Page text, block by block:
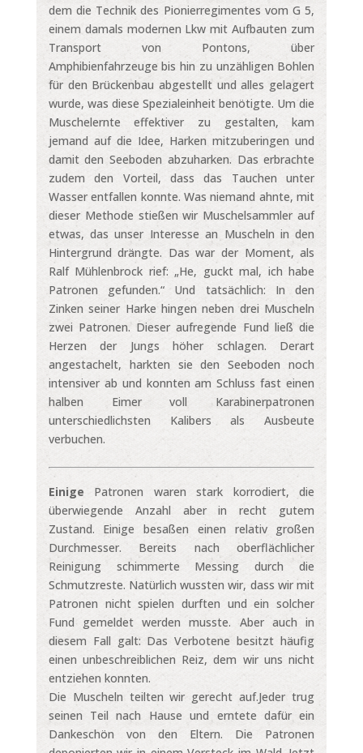
dem die Technik des Pionierregimentes vom G 5,
einem damals modernen Lkw mit Aufbauten zum
Transport von Pontons, über
Amphibienfahrzeuge bis hin zu unzähligen Bohlen
für den Brückenbau abgestellt und alles gelagert
wurde, was diese Spezialeinheit benötigte. Um die
Muschelernte effektiver zu gestalten, kam
jemand auf die Idee, Harken mitzuberingen und
damit den Seeboden abzuharken. Das erbrachte
zudem den Vorteil, dass das Tauchen unter
Wasser entfallen konnte. Was niemand ahnte, mit
dieser Methode stießen wir Muschelsammler auf
etwas, das unser Interesse an Muscheln in den
Hintergrund drängte. Das war der Moment, als
Ralf Mühlenbrock rief: „He, guckt mal, ich habe
Patronen gefunden.“ Und tatsächlich: In den
Zinken seiner Harke hingen neben drei Muscheln
zwei Patronen. Dieser aufregende Fund ließ die
Herzen der Jungs höher schlagen. Derart
angestachelt, harkten sie den Seeboden noch
intensiver ab und konnten am Schluss fast einen
halben Eimer voll Karabinerpatronen
unterschiedlichsten Kalibers als Ausbeute
verbuchen.
Einige Patronen waren stark korrodiert, die
überwiegende Anzahl aber in recht gutem
Zustand. Einige besaßen einen relativ großen
Durchmesser. Bereits nach oberflächlicher
Reinigung schimmerte Messing durch die
Schmutzreste. Natürlich wussten wir, dass wir mit
Patronen nicht spielen durften und ein solcher
Fund gemeldet werden musste. Aber auch in
diesem Fall galt: Das Verbotene besitzt häufig
einen unbeschreiblichen Reiz, dem wir uns nicht
entziehen konnten.
Die Muscheln teilten wir gerecht auf.Jeder trug
seinen Teil nach Hause und erntete dafür ein
Dankeschön von den Eltern. Die Patronen